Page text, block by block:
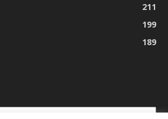
211
199
189